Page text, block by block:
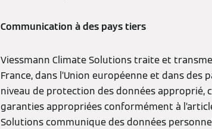
Communication à des pays tiers
Viessmann Climate Solutions traite et
France, dans l’Union européenne et dans des
niveau de protection des données approprié,
garanties appropriées conformément à
Solutions communique des données